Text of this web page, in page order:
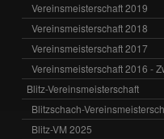
Vereinsmeisterschaft 2019
Vereinsmeisterschaft 2018
Vereinsmeisterschaft 2017
Vereinsmeisterschaft 2016 -
Blitz-Vereinsmeisterschaft
Blitzschach-
Blitz-VM 2025